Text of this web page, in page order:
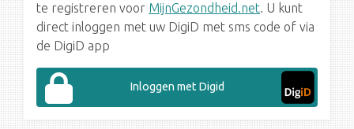
te registreren voor MijnGezondheid.net. U kunt
direct inloggen met uw DigiD met sms code of via
de DigiD app
Inloggen met Digid